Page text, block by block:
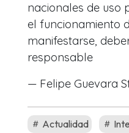
nacionales de uso
el funcionamiento
manifestarse,
responsable
— Felipe Guevara
Actualidad